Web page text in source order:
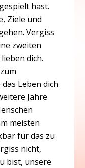
hast.
Ziele und
Vergiss
zweiten
dich.
Leben dich
Jahre
meisten
für das zu
nicht,
bist, unsere